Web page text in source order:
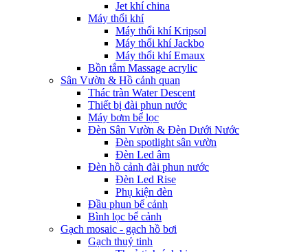
Jet khí china
Máy thổi khí
Máy thổi khí Kripsol
Máy thổi khí Jackbo
Máy thổi khí Emaux
Bồn tắm Massage acrylic
Sân Vườn & Hồ cảnh quan
Thác tràn Water Descent
Thiết bị đài phun nước
Máy bơm bể lọc
Đèn Sân Vườn & Đèn Dưới Nước
Đèn spotlight sân vườn
Đèn Led âm
Đèn hồ cảnh đài phun nước
Đèn Led Rise
Phụ kiện đèn
Đầu phun bể cảnh
Bình lọc bể cảnh
Gạch mosaic - gạch hồ bơi
Gạch thuỷ tinh